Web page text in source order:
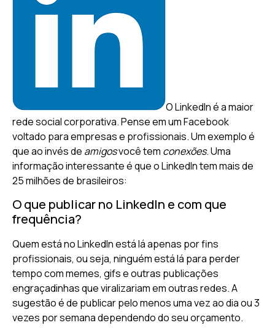
O LinkedIn é a maior
rede social corporativa. Pense em um Facebook
voltado para empresas e profissionais. Um exemplo é
que ao invés de amigosvocê tem conexões. Uma
informação interessante é que o LinkedIn tem mais de
25 milhões de brasileiros:
O que publicar no LinkedIn e com que
frequência?
Quem está no LinkedIn está lá apenas por fins
profissionais, ou seja, ninguém está lá para perder
tempo com memes, gifs e outras publicações
engraçadinhas que viralizariam em outras redes. A
sugestão é de publicar pelo menos uma vez ao dia ou 3
vezes por semana dependendo do seu orçamento.